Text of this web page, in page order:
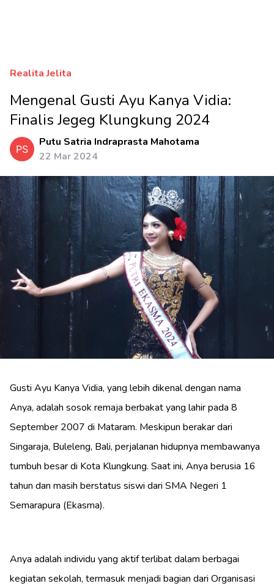
Realita Jelita
Mengenal Gusti Ayu Kanya Vidia:
Finalis Jegeg Klungkung 2024
PS
Putu Satria Indraprasta Mahotama
22 Mar 2024
Gusti Ayu Kanya Vidia, yang lebih dikenal dengan nama
Anya, adalah sosok remaja berbakat yang lahir pada 8
September 2007 di Mataram. Meskipun berakar dari
Singaraja, Buleleng, Bali, perjalanan hidupnya membawanya
tumbuh besar di Kota Klungkung. Saat ini, Anya berusia 16
tahun dan masih berstatus siswi dari SMA Negeri 1
Semarapura (Ekasma).
Anya adalah individu yang aktif terlibat dalam berbagai
kegiatan sekolah, termasuk menjadi bagian dari Organisasi